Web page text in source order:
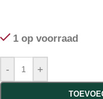
1 op voorraad
- +